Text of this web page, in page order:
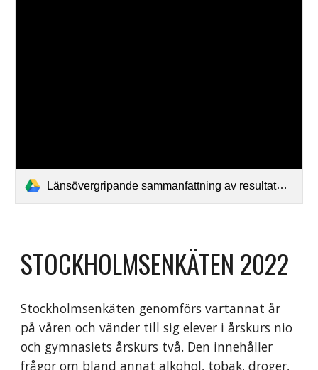
Länsövergripande sammanfattning av resultaten från Stockholmsenkäten 2022.pdf
STOCKHOLMSENKÄTEN 2022
Stockholmsenkäten genomförs vartannat år
på våren och vänder till sig elever i årskurs nio
och gymnasiets årskurs två. Den innehåller
frågor om bland annat alkohol, tobak, droger,